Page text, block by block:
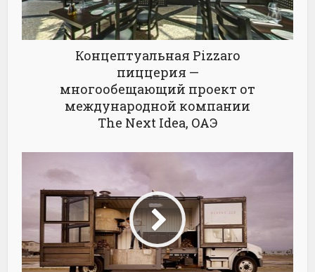
Концептуальная Pizzaro
пиццерия —
многообещающий проект от
международной компании
The Next Idea, ОАЭ